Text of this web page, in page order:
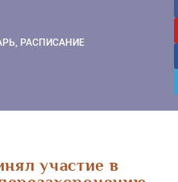
РАСПИСАНИЕ
участие в